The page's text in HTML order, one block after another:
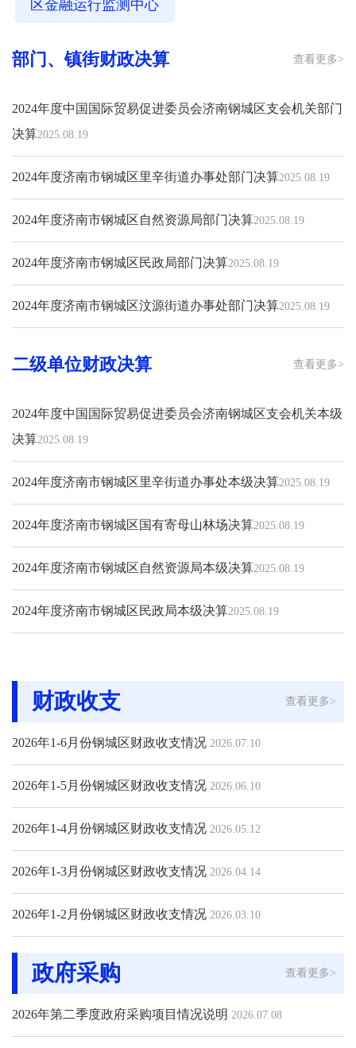
区金融运行监测中心
部门、镇街财政决算 查看更多>
2024年度中国国际贸易促进委员会济南钢城区支会机关部门
决算2025.08.19
2024年度济南市钢城区里辛街道办事处部门决算2025.08.19
2024年度济南市钢城区自然资源局部门决算2025.08.19
2024年度济南市钢城区民政局部门决算2025.08.19
2024年度济南市钢城区汶源街道办事处部门决算2025.08.19
二级单位财政决算 查看更多>
2024年度中国国际贸易促进委员会济南钢城区支会机关本级
决算2025.08.19
2024年度济南市钢城区里辛街道办事处本级决算2025.08.19
2024年度济南市钢城区国有寄母山林场决算2025.08.19
2024年度济南市钢城区自然资源局本级决算2025.08.19
2024年度济南市钢城区民政局本级决算2025.08.19
财政收支 查看更多>
2026年1-6月份钢城区财政收支情况 2026.07.10
2026年1-5月份钢城区财政收支情况 2026.06.10
2026年1-4月份钢城区财政收支情况 2026.05.12
2026年1-3月份钢城区财政收支情况 2026.04.14
2026年1-2月份钢城区财政收支情况 2026.03.10
政府采购 查看更多>
2026年第二季度政府采购项目情况说明 2026.07.08